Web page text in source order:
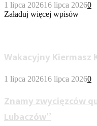
1 lipca 202616 lipca 20260
Załaduj więcej wpisów
Wakacyjny Kiermasz
1 lipca 202616 lipca 20260
Znamy zwycięzców
Lubaczów”